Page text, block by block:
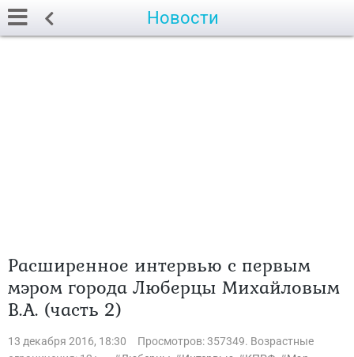
Новости
Расширенное интервью с первым
мэром города Люберцы Михайловым
В.А. (часть 2)
13 декабря 2016, 18:30
Просмотров: 357349. Возрастные